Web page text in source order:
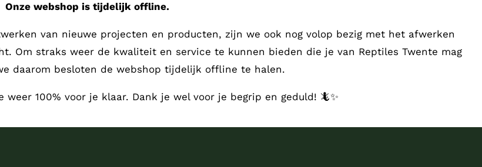
Onze webshop is tijdelijk offline.
van nieuwe projecten en producten, zijn we ook nog volop bezig met het afwerken
Om straks weer de kwaliteit en service te kunnen bieden die je van Reptiles Twente mag
daarom besloten de webshop tijdelijk offline te halen.
100% voor je klaar. Dank je wel voor je begrip en geduld! 🦎✨